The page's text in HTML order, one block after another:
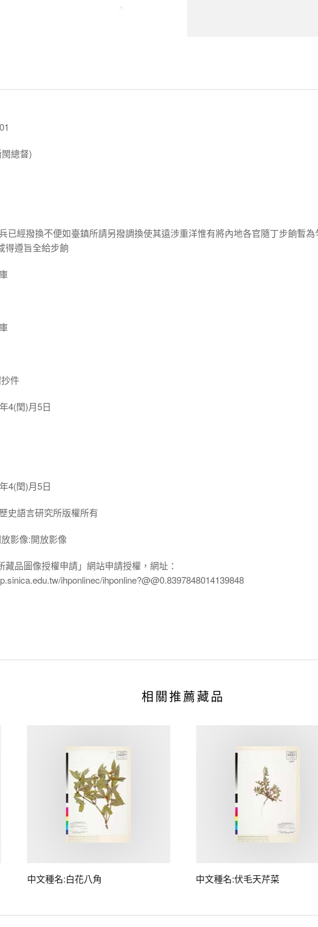
總督)
已經撥換不便如臺鎮所請另撥調換使其遠涉重洋惟有將內地各官隨丁步餉暫為
得遵旨全給步餉
件
4(閏)月5日
4(閏)月5日
史語言研究所版權所有
影像:開放影像
藏品圖像授權申請」網站申請授權，網址：
ihponlinec/ihponline?@@0.8397848014139848
相關推薦藏品
中文種名:白花八角 中文種名:伏毛天芹菜